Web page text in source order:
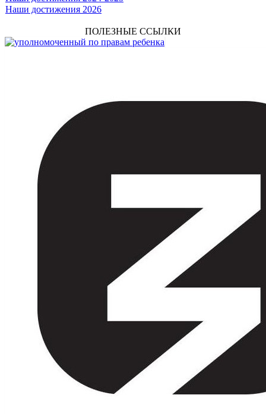
Наши достижения 2026
ПОЛЕЗНЫЕ ССЫЛКИ